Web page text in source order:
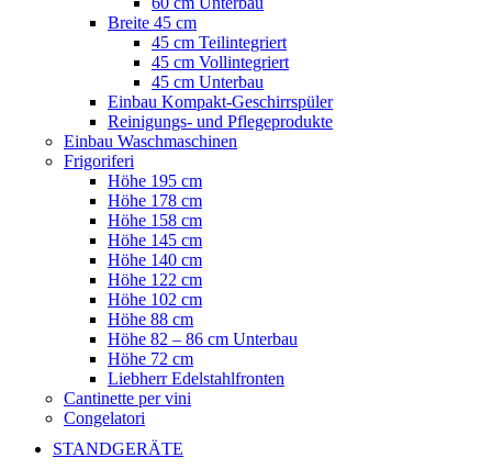
Breite 45 cm
45 cm Teilintegriert
45 cm Vollintegriert
45 cm Unterbau
Einbau Kompakt-Geschirrspüler
Reinigungs- und Pflegeprodukte
Einbau Waschmaschinen
Frigoriferi
Höhe 195 cm
Höhe 178 cm
Höhe 158 cm
Höhe 145 cm
Höhe 140 cm
Höhe 122 cm
Höhe 102 cm
Höhe 88 cm
Höhe 82 – 86 cm Unterbau
Höhe 72 cm
Liebherr Edelstahlfronten
Cantinette per vini
Congelatori
STANDGERÄTE